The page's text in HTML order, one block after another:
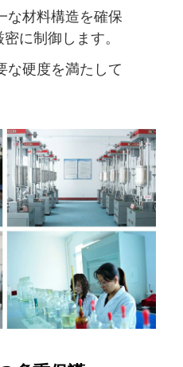
な材料構造を確保
に制御します。
な硬度を満たして